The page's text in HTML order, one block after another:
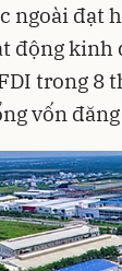
ngoài đạt
động kinh
trong 8
vốn